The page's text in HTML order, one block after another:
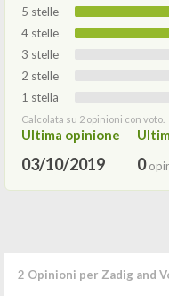
5 stelle
4 stelle
3 stelle
2 stelle
1 stella
Calcolata su 2 opinioni con voto.
Ultima opinione
03/10/2019 0
2 Opinioni per Zadig and